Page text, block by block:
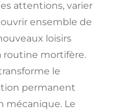
attentions, varier
ensemble de
loisirs
routine mortifère.
le
permanent
mécanique. Le